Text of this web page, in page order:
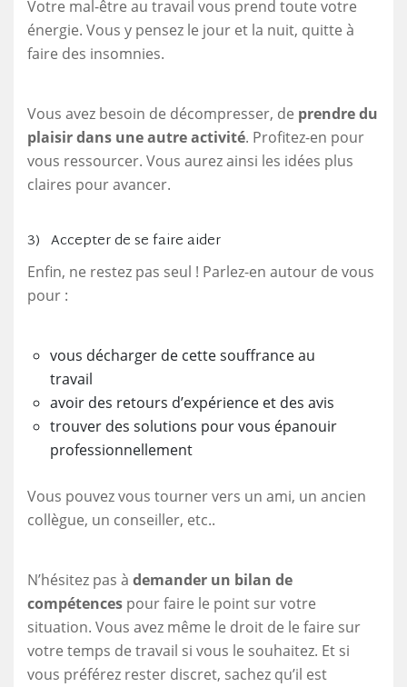
Votre mal-être au travail vous prend toute votre
énergie. Vous y pensez le jour et la nuit, quitte à
faire des insomnies.
Vous avez besoin de décompresser, de prendre du
plaisir dans une autre activité. Profitez-en pour
vous ressourcer. Vous aurez ainsi les idées plus
claires pour avancer.
3) Accepter de se faire aider
Enfin, ne restez pas seul ! Parlez-en autour de vous
pour :
vous décharger de cette souffrance au
travail
avoir des retours d’expérience et des avis
trouver des solutions pour vous épanouir
professionnellement
Vous pouvez vous tourner vers un ami, un ancien
collègue, un conseiller, etc..
N’hésitez pas à demander un bilan de
compétences pour faire le point sur votre
situation. Vous avez même le droit de le faire sur
votre temps de travail si vous le souhaitez. Et si
vous préférez rester discret, sachez qu’il est